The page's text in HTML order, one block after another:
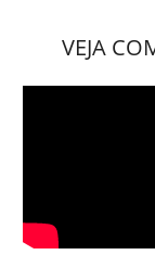
VEJA